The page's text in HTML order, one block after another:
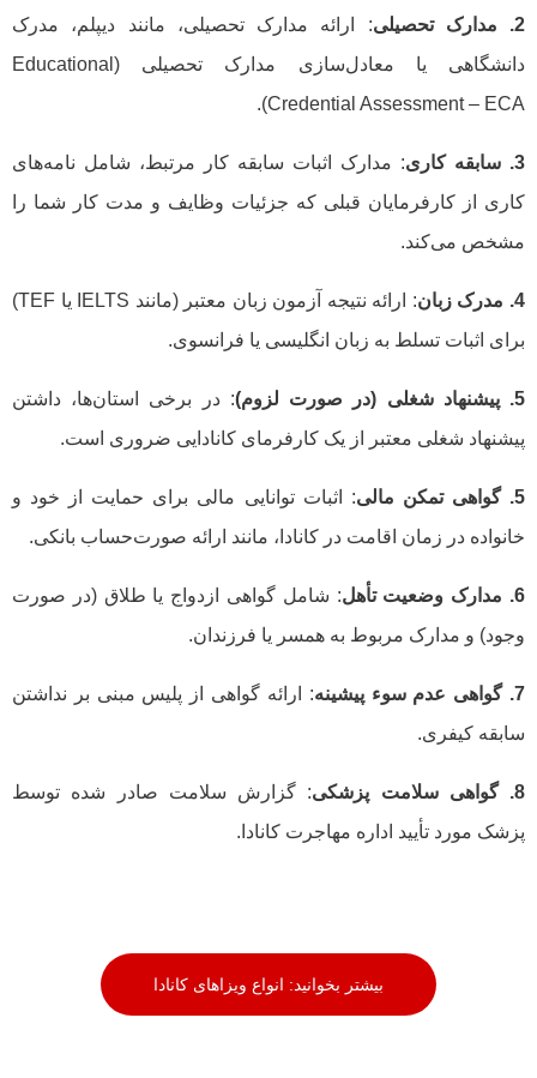
2. مدارک تحصیلی
: ارائه مدارک تحصیلی، مانند دیپلم، مدرک
دانشگاهی یا معادل‌سازی مدارک تحصیلی (Educational
Credential Assessment – ECA).
3. سابقه کاری
: مدارک اثبات سابقه کار مرتبط، شامل نامه‌های
کاری از کارفرمایان قبلی که جزئیات وظایف و مدت کار شما را
مشخص می‌کند.
4. مدرک زبان
: ارائه نتیجه آزمون زبان معتبر (مانند IELTS یا TEF)
برای اثبات تسلط به زبان انگلیسی یا فرانسوی.
5. پیشنهاد شغلی (در صورت لزوم)
: در برخی استان‌ها، داشتن
پیشنهاد شغلی معتبر از یک کارفرمای کانادایی ضروری است.
5. گواهی تمکن مالی
: اثبات توانایی مالی برای حمایت از خود و
خانواده در زمان اقامت در کانادا، مانند ارائه صورت‌حساب بانکی.
6. مدارک وضعیت تأهل
: شامل گواهی ازدواج یا طلاق (در صورت
وجود) و مدارک مربوط به همسر یا فرزندان.
7. گواهی عدم سوء پیشینه
: ارائه گواهی از پلیس مبنی بر نداشتن
سابقه کیفری.
8. گواهی سلامت پزشکی
: گزارش سلامت صادر شده توسط
پزشک مورد تأیید اداره مهاجرت کانادا.
بیشتر بخوانید: انواع ویزاهای کانادا